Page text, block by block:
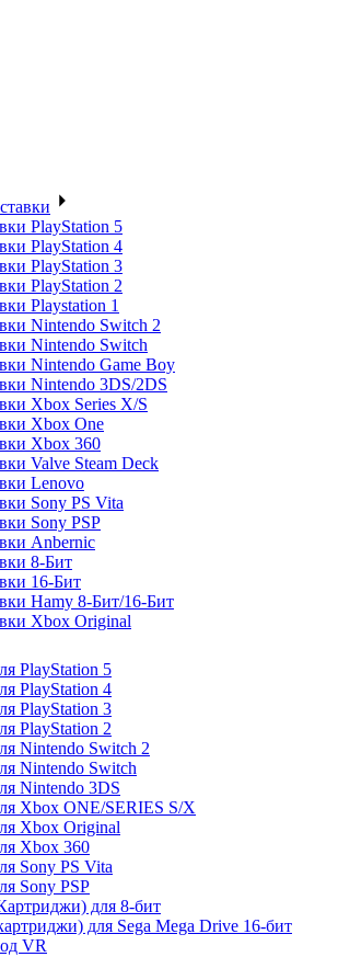
PlayStation 5
PlayStation 4
PlayStation 3
PlayStation 2
Playstation 1
Nintendo Switch 2
Nintendo Switch
Nintendo Game Boy
Nintendo 3DS/2DS
Xbox Series X/S
Xbox One
Xbox 360
Valve Steam Deck
Lenovo
Sony PS Vita
Sony PSP
Anbernic
8-Бит
16-Бит
Hamy 8-Бит/16-Бит
Xbox Original
PlayStation 5
PlayStation 4
PlayStation 3
PlayStation 2
Nintendo Switch 2
Nintendo Switch
Nintendo 3DS
Xbox ONE/SERIES S/X
Xbox Original
Xbox 360
Sony PS Vita
Sony PSP
для 8-бит
для Sega Mega Drive 16-бит
VR